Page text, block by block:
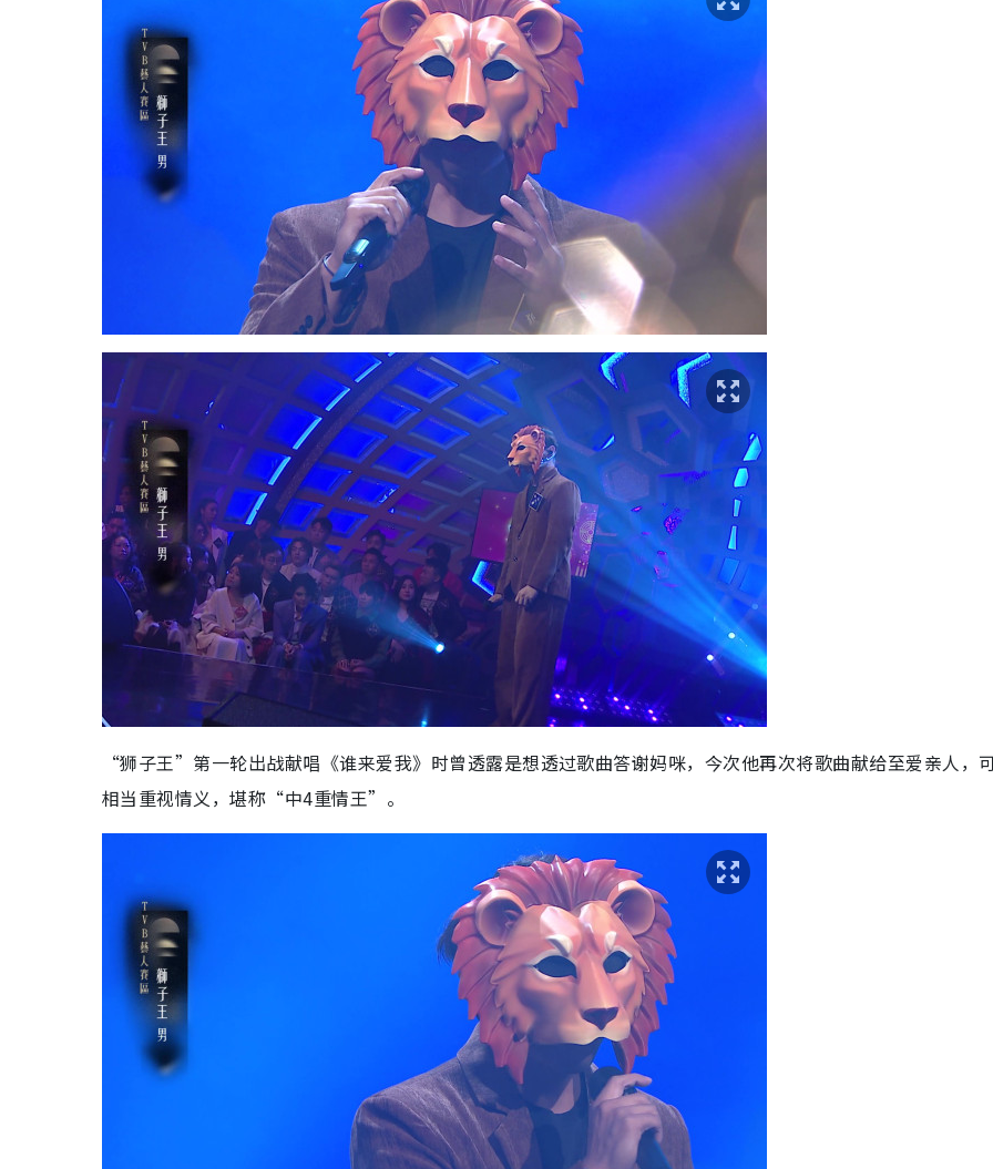
“狮子王”第一轮出战献唱《谁来爱我》时曾透露是想透过歌曲答谢妈咪，今次他再次将歌曲献给至爱亲人，
相当重视情义，堪称“中4重情王”。